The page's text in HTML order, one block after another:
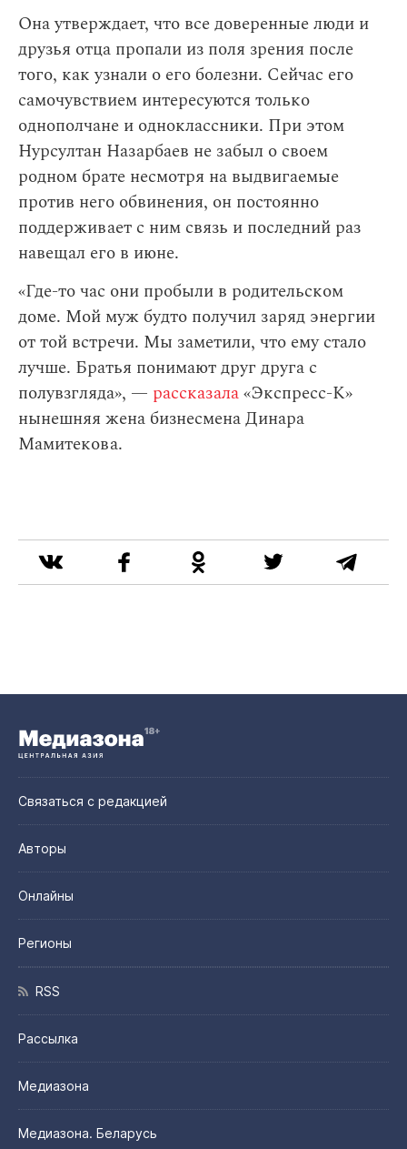
Она утверждает, что все доверенные люди и
друзья отца пропали из поля зрения после
того, как узнали о его болезни. Сейчас его
самочувствием интересуются только
однополчане и одноклассники. При этом
Нурсултан Назарбаев не забыл о своем
родном брате несмотря на выдвигаемые
против него обвинения, он постоянно
поддерживает с ним связь и последний раз
навещал его в июне.
«Где-то час они пробыли в родительском
доме. Мой муж будто получил заряд энергии
от той встречи. Мы заметили, что ему стало
лучше. Братья понимают друг друга с
полувзгляда», — рассказала«Экспресс-К»
нынешняя жена бизнесмена Динара
Мамитекова.
Связаться с редакцией
Авторы
Онлайны
Регионы
RSS
Рассылка
Медиазона
Медиазона. Беларусь